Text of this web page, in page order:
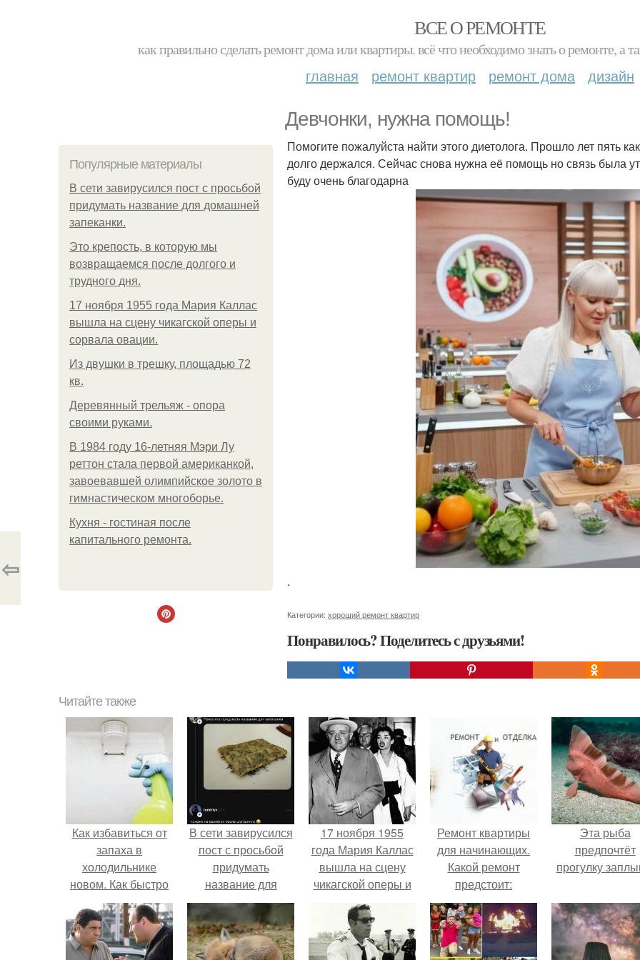
ВСЕ О РЕМОНТЕ
как правильно сделать ремонт дома или квартиры. всё что необходимо знать о ремонте,
главная ремонт квартир ремонт дома дизайн
Девчонки, нужна помощь!
Популярные материалы
В сети завирусился пост с просьбой
придумать название для домашней
запеканки.
Это крепость, в которую мы
возвращаемся после долгого и
трудного дня.
17 ноября 1955 года Мария Каллас
вышла на сцену чикагской оперы и
сорвала овации.
Из двушки в трешку, площадью 72
кв.
Деревянный трельяж - опора
своими руками.
В 1984 году 16-летняя Мэри Лу
реттон стала первой американкой,
завоевавшей олимпийское золото в
гимнастическом многоборье.
Кухня - гостиная после
капитального ремонта.
Помогите пожалуйста найти этого диетолога. Прошло лет пять
долго держался. Сейчас снова нужна её помощь но связь была
буду очень благодарна
.
Категории: хороший ремонт квартир
Понравилось? Поделитесь с друзьями!
⇦
Читайте также
Как избавиться от
запаха в
холодильнике
новом. Как быстро
убрать неприятный
запах из
холодильника в
домашних
В сети завирусился
пост с просьбой
придумать
название для
домашней
запеканки.
17 ноября 1955
года Мария Каллас
вышла на сцену
чикагской оперы и
сорвала овации.
Ремонт квартиры
для начинающих.
Какой ремонт
предстоит:
косметический или
капитальный
Эта рыба
предпочтёт
прогулку